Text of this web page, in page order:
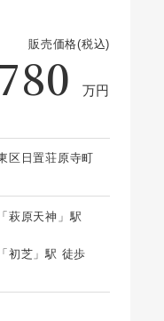
販売価格(税込)
万円
区日置荘原寺町
萩原天神」駅
初芝」駅 徒歩